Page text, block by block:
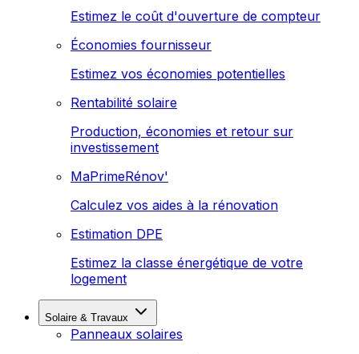
Estimez le coût d'ouverture de compteur
Économies fournisseur
Estimez vos économies potentielles
Rentabilité solaire
Production, économies et retour sur
investissement
MaPrimeRénov'
Calculez vos aides à la rénovation
Estimation DPE
Estimez la classe énergétique de votre
logement
Solaire & Travaux
Panneaux solaires